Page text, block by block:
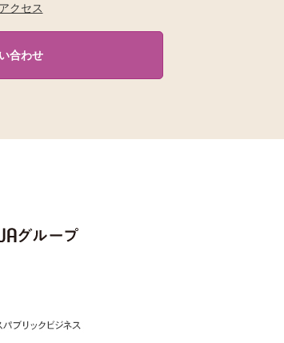
クセス
合わせ